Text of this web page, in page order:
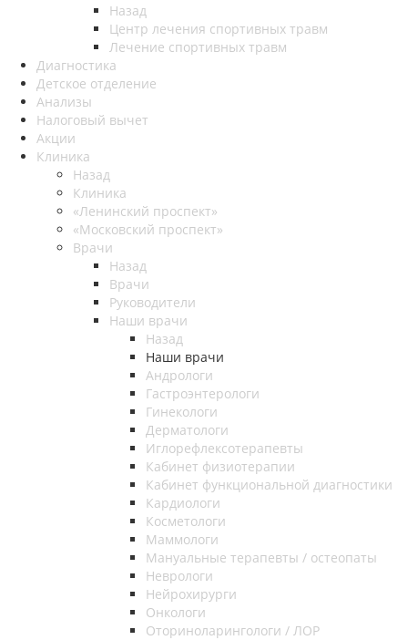
Назад
Центр лечения спортивных травм
Лечение спортивных травм
Диагностика
Детское отделение
Анализы
Налоговый вычет
Акции
Клиника
Назад
Клиника
«Ленинский проспект»
«Московский проспект»
Врачи
Назад
Врачи
Руководители
Наши врачи
Назад
Наши врачи
Андрологи
Гастроэнтерологи
Гинекологи
Дерматологи
Иглорефлексотерапевты
Кабинет физиотерапии
Кабинет функциональной диагностики
Кардиологи
Косметологи
Маммологи
Мануальные терапевты / остеопаты
Неврологи
Нейрохирурги
Онкологи
Оториноларингологи / ЛОР